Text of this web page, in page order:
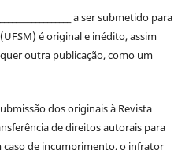
a ser submetido para
é original e inédito, assim
outra publicação, como um
dos originais à Revista
de direitos autorais para
caso de incumprimento, o infrator